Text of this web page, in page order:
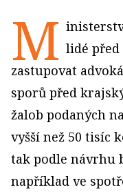
M lidé před
zastupovat
sporů před
žalob podaných
vyšší než 50 tisíc
tak podle návrhu
například ve